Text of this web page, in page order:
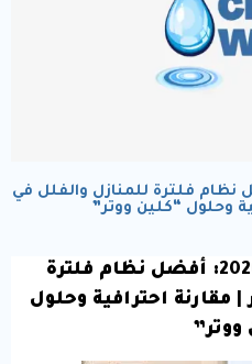
لعام 2026: أفضل نظام فلترة للمنازل والفلل في
وحلول “كلين ووتر”
دليلك الشامل لعام 2026: أفضل نظام فلترة
مقارنة احترافية وحلول
ووتر”